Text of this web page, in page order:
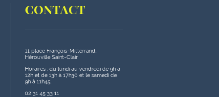
CONTACT
11 place François-Mitterrand,
Hérouville Saint-Clair
Horaires : du lundi au vendredi de 9h à
12h et de 13h à 17h30 et le samedi de
9h à 11h45.
02 31 45 33 11